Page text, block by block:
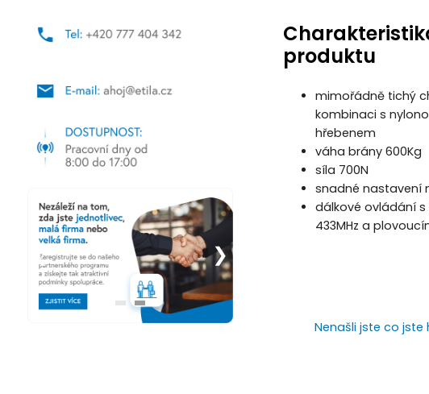
produktu
mimořádně tichý
kombinaci s
hřebenem
váha brány 600Kg
síla 700N
snadné nastavení
dálkové ovládání s
433MHz a
Nenašli jste co